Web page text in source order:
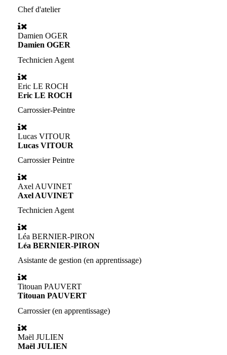
Chef d'atelier
Damien OGER
Damien OGER
Technicien Agent
Eric LE ROCH
Eric LE ROCH
Carrossier-Peintre
Lucas VITOUR
Lucas VITOUR
Carrossier Peintre
Axel AUVINET
Axel AUVINET
Technicien Agent
Léa BERNIER-PIRON
Léa BERNIER-PIRON
Asistante de gestion (en apprentissage)
Titouan PAUVERT
Titouan PAUVERT
Carrossier (en apprentissage)
Maël JULIEN
Maël JULIEN